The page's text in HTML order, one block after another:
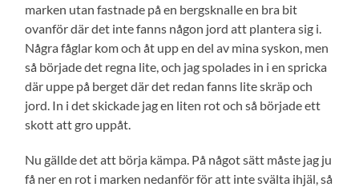
marken utan fastnade på en bergsknalle en bra bit
ovanför där det inte fanns någon jord att plantera sig i.
Några fåglar kom och åt upp en del av mina syskon, men
så började det regna lite, och jag spolades in i en spricka
där uppe på berget där det redan fanns lite skräp och
jord. In i det skickade jag en liten rot och så började ett
skott att gro uppåt.
Nu gällde det att börja kämpa. På något sätt måste jag ju
få ner en rot i marken nedanför för att inte svälta ihjäl, så